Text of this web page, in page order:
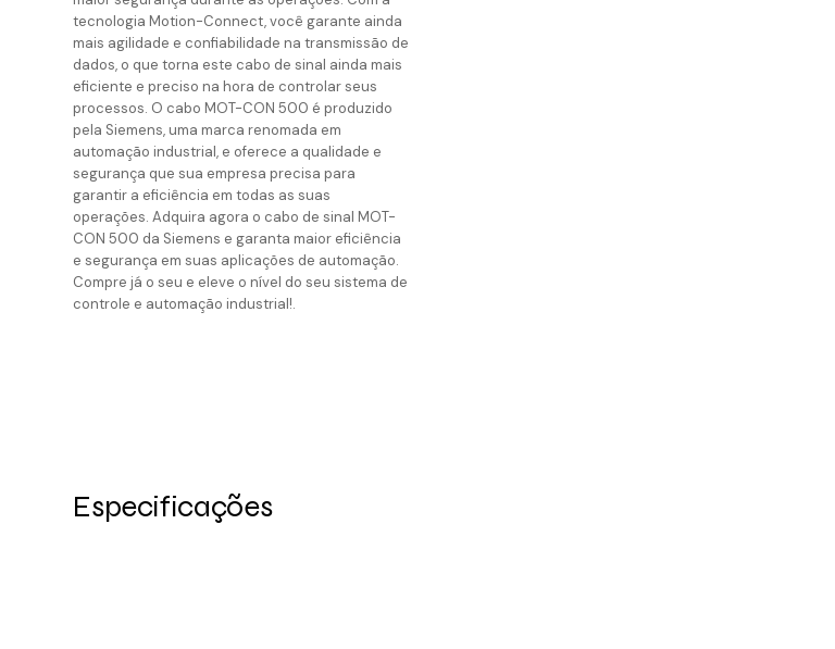
tecnologia Motion-Connect, você garante ainda
mais agilidade e confiabilidade na transmissão de
dados, o que torna este cabo de sinal ainda mais
eficiente e preciso na hora de controlar seus
processos. O cabo MOT-CON 500 é produzido
pela Siemens, uma marca renomada em
automação industrial, e oferece a qualidade e
segurança que sua empresa precisa para
garantir a eficiência em todas as suas
operações. Adquira agora o cabo de sinal MOT-
CON 500 da Siemens e garanta maior eficiência
e segurança em suas aplicações de automação.
Compre já o seu e eleve o nível do seu sistema de
controle e automação industrial!.
Especificações